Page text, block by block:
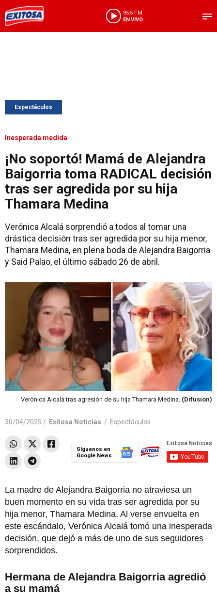
95.5 FM
EN VIVO
Espectáculos
Inesperada medida
¡No soportó! Mamá de Alejandra
Baigorria toma RADICAL decisión
tras ser agredida por su hija
Thamara Medina
Verónica Alcalá sorprendió a todos al tomar una
drástica decisión tras ser agredida por su hija menor,
Thamara Medina, en plena boda de Alejandra Baigorria
y Said Palao, el último sábado 26 de abril.
Verónica Alcalá tras agresión de su hija Thamara Medina. (Difusión)
30/04/2025 / Exitosa Noticias / Espectáculos
Síguenos en
Google News
La madre de Alejandra Baigorria no atraviesa un
buen momento en su vida tras ser agredida por su
hija menor, Thamara Medina. Al verse envuelta en
este escándalo, Verónica Alcalá tomó una inesperada
decisión, que dejó a más de uno de sus seguidores
sorprendidos.
Hermana de Alejandra Baigorria agredió
a su mamá